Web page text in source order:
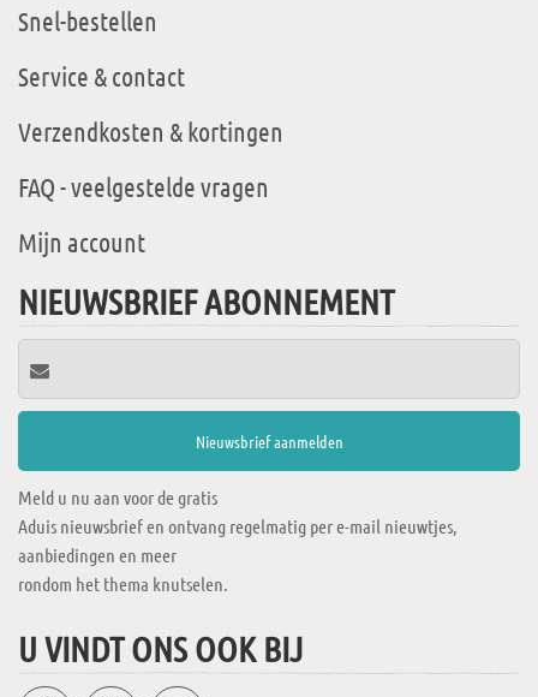
Snel-bestellen
Service & contact
Verzendkosten & kortingen
FAQ - veelgestelde vragen
Mijn account
NIEUWSBRIEF ABONNEMENT
Meld u nu aan voor de gratis
Aduis nieuwsbrief en ontvang regelmatig per e-mail nieuwtjes,
aanbiedingen en meer
rondom het thema knutselen.
U VINDT ONS OOK BIJ